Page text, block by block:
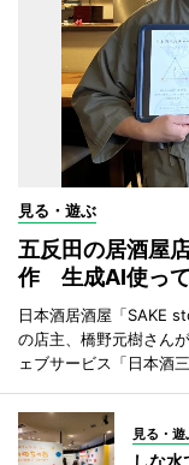
見る・遊ぶ
五反田の居酒屋
作 生成AI使っ
日本酒居酒屋「SAKE
の店主、橋野元樹さん
ェブサービス「日本酒
見る・遊
しな